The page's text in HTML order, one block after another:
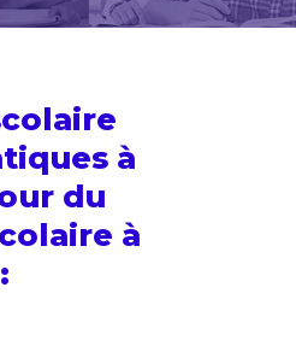
à
du
à